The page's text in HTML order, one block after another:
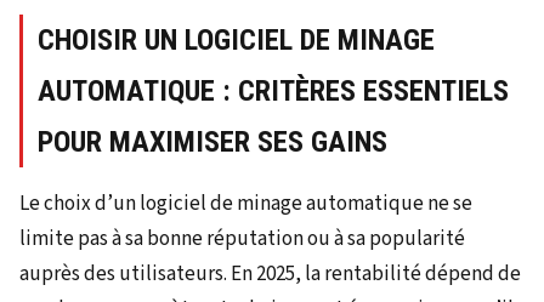
CHOISIR UN LOGICIEL DE MINAGE
AUTOMATIQUE : CRITÈRES ESSENTIELS
POUR MAXIMISER SES GAINS
Le choix d’un logiciel de minage automatique ne se
limite pas à sa bonne réputation ou à sa popularité
auprès des utilisateurs. En 2025, la rentabilité dépend de